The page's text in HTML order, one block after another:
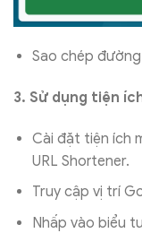
Sao chép
3. Sử dụng tiện
Cài đặt tiện ích
URL Shortener.
Truy cập vị trí
Nhấp vào biểu